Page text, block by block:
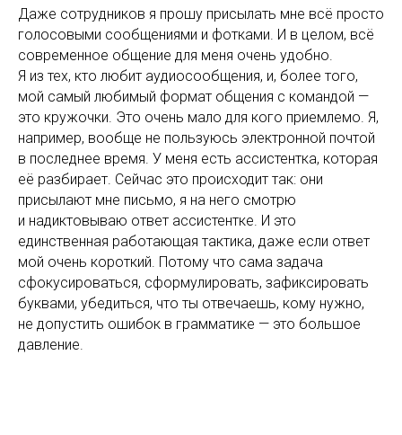
Даже сотрудников я прошу присылать мне всё просто
голосовыми сообщениями и фотками. И в целом, всё
современное общение для меня очень удобно.
Я из тех, кто любит аудиосообщения, и, более того,
мой самый любимый формат общения с командой —
это кружочки. Это очень мало для кого приемлемо. Я,
например, вообще не пользуюсь электронной почтой
в последнее время. У меня есть ассистентка, которая
её разбирает. Сейчас это происходит так: они
присылают мне письмо, я на него смотрю
и надиктовываю ответ ассистентке. И это
единственная работающая тактика, даже если ответ
мой очень короткий. Потому что сама задача
сфокусироваться, сформулировать, зафиксировать
буквами, убедиться, что ты отвечаешь, кому нужно,
не допустить ошибок в грамматике — это большое
давление.